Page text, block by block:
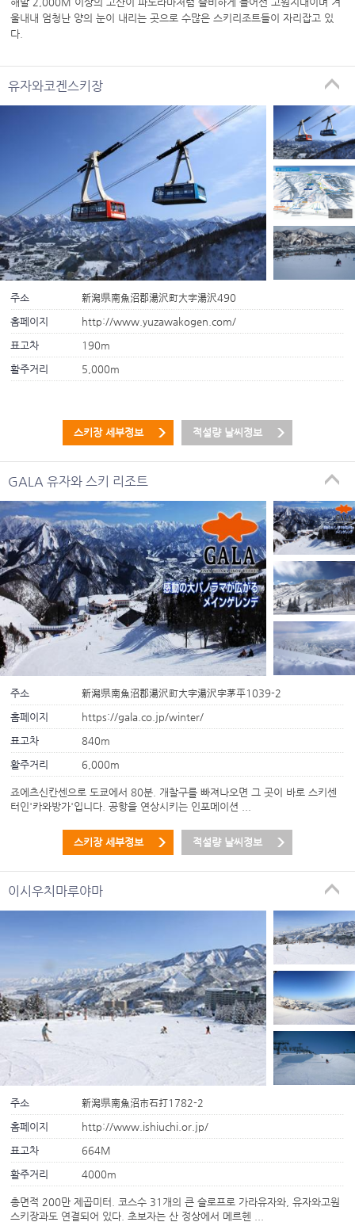
울내내 엄청난 양의 눈이 내리는 곳으로 수많은 스키리조트들이 자리잡고 있
다.
유자와코겐스키장
주소
新潟県南魚沼郡湯沢町大字湯沢490
홈페이지
http://www.yuzawakogen.com/
표고차
190m
활주거리
5,000m
스키장 세부정보 적설량 날씨정보
GALA 유자와 스키 리조트
주소
新潟県南魚沼郡湯沢町大字湯沢字茅平1039-2
홈페이지
https://gala.co.jp/winter/
표고차
840m
활주거리
6,000m
죠에츠신칸센으로 도쿄에서 80분. 개찰구를 빠져나오면 그 곳이 바로 스키센
터인'카와방가'입니다. 공항을 연상시키는 인포메이션 ...
스키장 세부정보 적설량 날씨정보
이시우치마루야마
주소
新潟県南魚沼市石打1782-2
홈페이지
http://www.ishiuchi.or.jp/
표고차
664M
활주거리
4000m
총면적 200만 제곱미터. 코스수 31개의 큰 슬로프로 가라유자와, 유자와고원
스키장과도 연결되어 있다. 초보자는 산 정상에서 메르헨 ...